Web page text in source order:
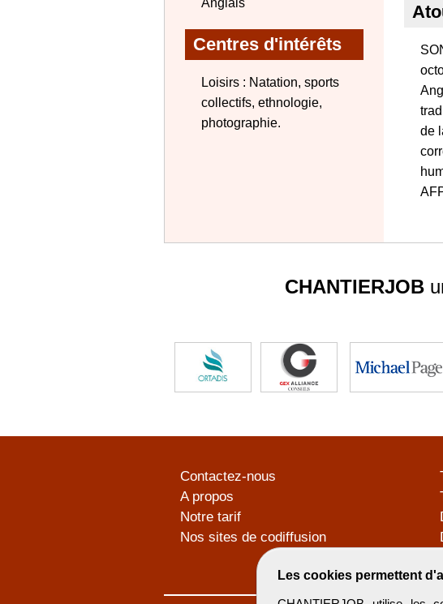
Anglais
Centres d'intérêts
Loisirs : Natation, sports
collectifs, ethnologie,
photographie.
de
Les cookies permettent
CHANTIERJOB
Contactez-nous
A propos
Notre tarif
Nos sites de codiffusion